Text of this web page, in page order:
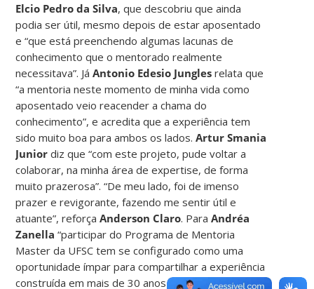
Elcio Pedro da Silva, que descobriu que ainda
podia ser útil, mesmo depois de estar aposentado
e “que está preenchendo algumas lacunas de
conhecimento que o mentorado realmente
necessitava”. JáAntonio Edesio Jungles relata que
“a mentoria neste momento de minha vida como
aposentado veio reacender a chama do
conhecimento”, e acredita que a experiência tem
sido muito boa para ambos os lados.Artur Smania
Junior diz que “com este projeto, pude voltar a
colaborar, na minha área de expertise, de forma
muito prazerosa”. “De meu lado, foi de imenso
prazer e revigorante, fazendo me sentir útil e
atuante”, reforçaAnderson Claro. ParaAndréa
Zanella “participar do Programa de Mentoria
Master da UFSC tem se configurado como uma
oportunidade ímpar para compartilhar a experiência
construída em mais de 30 anos de dedicação”.